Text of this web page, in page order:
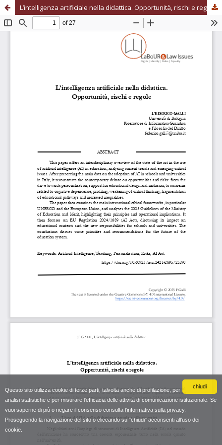
chiudi
Questo sito utilizza cookie di terze parti, talvolta anche di profilazione, per
analisi statistiche e per misurare l'efficacia delle attività di comunicazione istituzionale. Se
vuoi saperne di più o negare il consenso consulta l'informativa sulla privacy.
Proseguendo la navigazione del sito o cliccando su "chiudi" acconsenti all'uso dei
cookie.
L’intelligenza artificiale nella didattica. Opportunità, rischi e regole